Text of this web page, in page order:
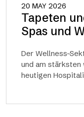
20 MAY 2026
Tapeten
Spas und
Der Wellness-
und am stärksten
heutigen